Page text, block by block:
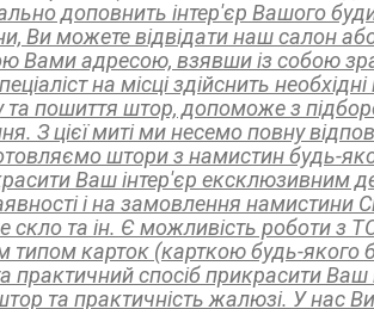
доповнить інтер'єр Вашого
Ви можете відвідати наш салон
Вами адресою, взявши із собою
на місці здійснить необхідні
пошиття штор, допоможе з
З цієї миті ми несемо повну
штори з намистин будь-
Ваш інтер'єр ексклюзивним
і на замовлення намистини
скло та ін. Є можливість роботи
карток (карткою будь-якого
практичний спосіб прикрасити
та практичність жалюзі. У нас